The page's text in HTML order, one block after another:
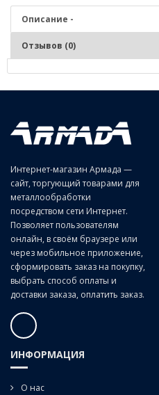
Описание -
Отзывов (0)
СВЕРЛО СПИРАЛЬНОЕ С
СРЕДНЕЙ СЕРИИ КЛАСС А, С
НИТРИД ТИТАНА , СТАЛЬ Р6М5,
Интернет-магазин Армада —
сайт, торгующий товарами для
металлообработки
посредством сети Интернет.
Позволяет пользователям
онлайн, в своём браузере или
через мобильное приложение,
сформировать заказ на покупку,
выбрать способ оплаты и
доставки заказа, оплатить заказ.
ИНФОРМАЦИЯ
О нас